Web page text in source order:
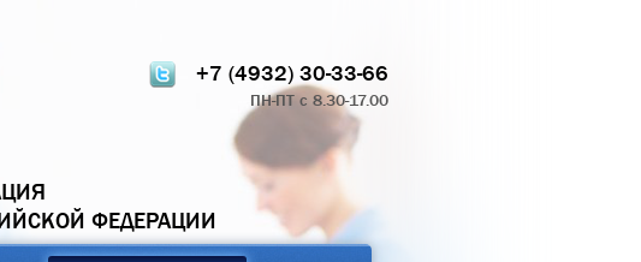
+7 (4932) 30-33-66
ПН-ПТ с 8.30-17.00
ФЕДЕРАЦИИ